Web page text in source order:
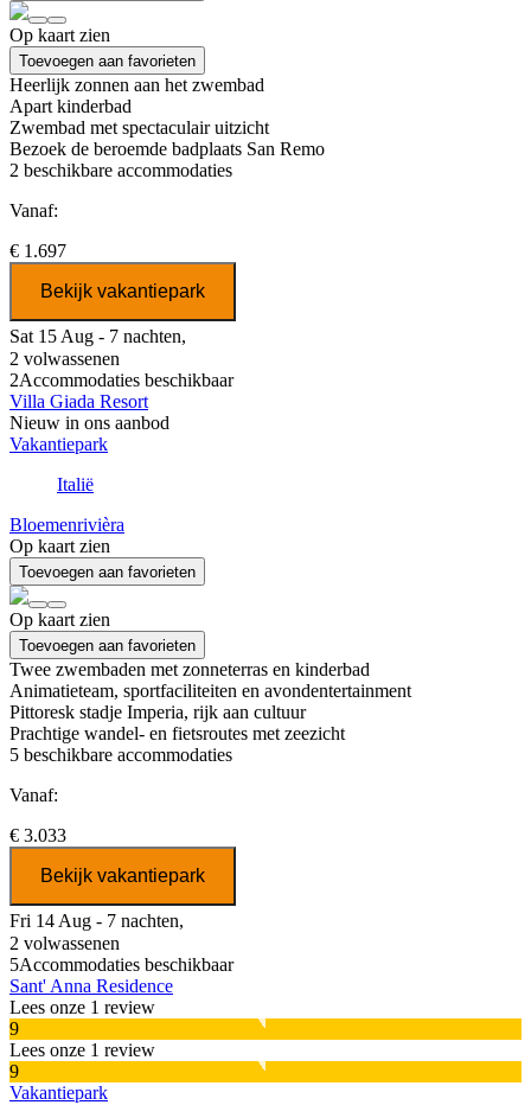
Op kaart zien
Toevoegen aan favorieten
Heerlijk zonnen aan het zwembad
Apart kinderbad
Zwembad met spectaculair uitzicht
Bezoek de beroemde badplaats San Remo
2 beschikbare accommodaties
Vanaf:
€ 1.697
Bekijk vakantiepark
Sat 15 Aug - 7 nachten,
2 volwassenen
2Accommodaties beschikbaar
Villa Giada Resort
Nieuw in ons aanbod
Vakantiepark
Italië
Bloemenrivièra
Op kaart zien
Toevoegen aan favorieten
Op kaart zien
Toevoegen aan favorieten
Twee zwembaden met zonneterras en kinderbad
Animatieteam, sportfaciliteiten en avondentertainment
Pittoresk stadje Imperia, rijk aan cultuur
Prachtige wandel- en fietsroutes met zeezicht
5 beschikbare accommodaties
Vanaf:
€ 3.033
Bekijk vakantiepark
Fri 14 Aug - 7 nachten,
2 volwassenen
5Accommodaties beschikbaar
Sant' Anna Residence
Lees onze 1 review
9
Lees onze 1 review
9
Vakantiepark